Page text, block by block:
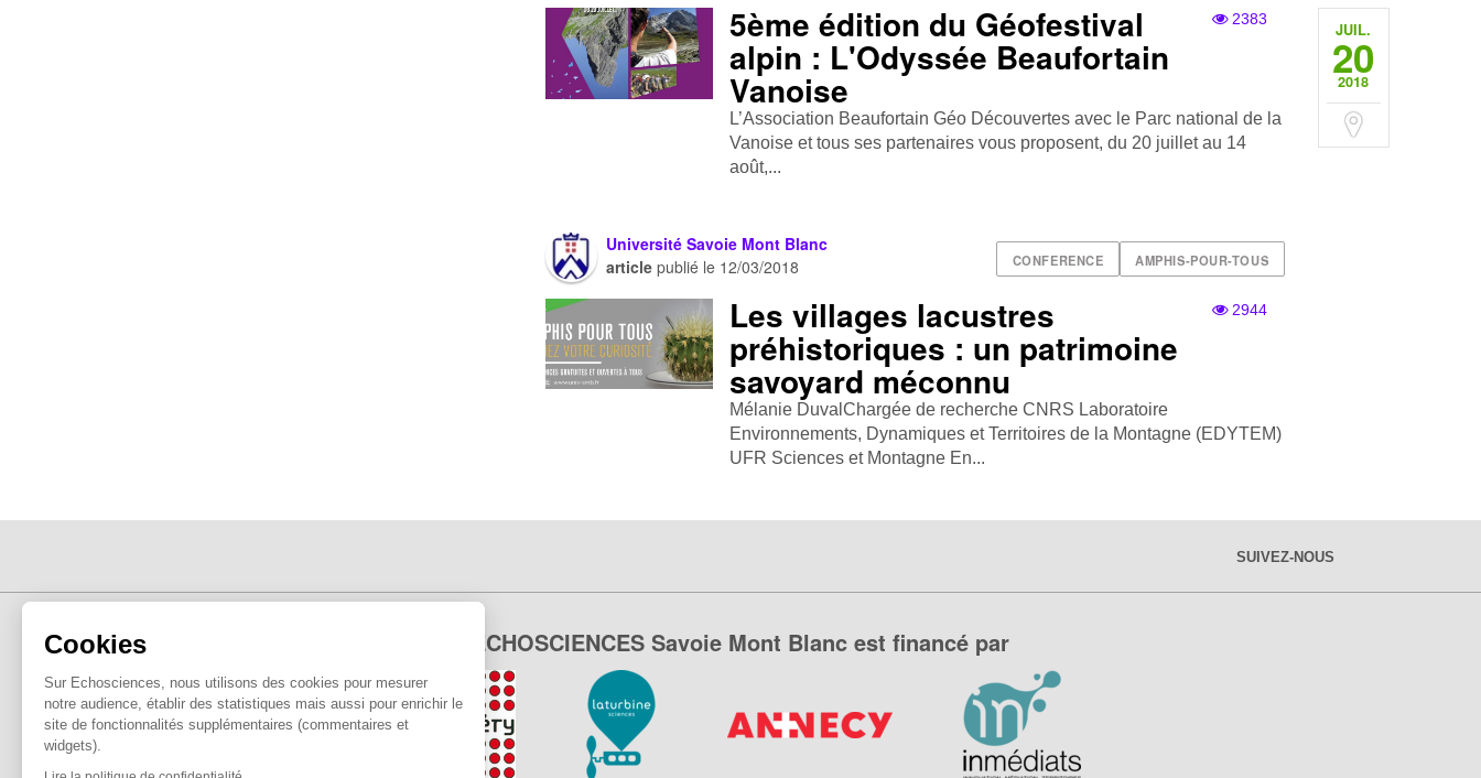
Cookies
Sur Echosciences, nous utilisons des cookies pour mesurer
notre audience, établir des statistiques mais aussi pour enrichir le
site de fonctionnalités supplémentaires (commentaires et
widgets).
JUIL.
20
2018
2383
5ème édition du Géofestival
alpin : L'Odyssée Beaufortain
Vanoise
L’Association Beaufortain Géo Découvertes avec le Parc national de la
Vanoise et tous ses partenaires vous proposent, du 20 juillet au 14
août,...
CONFERENCE AMPHIS-POUR-TOUS
Université Savoie Mont Blanc
article publié le 12/03/2018
2944
Les villages lacustres
préhistoriques : un patrimoine
savoyard méconnu
Mélanie DuvalChargée de recherche CNRS Laboratoire
Environnements, Dynamiques et Territoires de la Montagne (EDYTEM)
UFR Sciences et Montagne En...
SUIVEZ-NOUS
ECHOSCIENCES Savoie Mont Blanc est financé par